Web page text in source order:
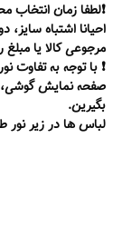
❗️لطفا زمان
احیانا اشتباه
مرجوعی کالا یا مبلغ
❗️ با توجه به
بگیرین.
لباس ها در زیر